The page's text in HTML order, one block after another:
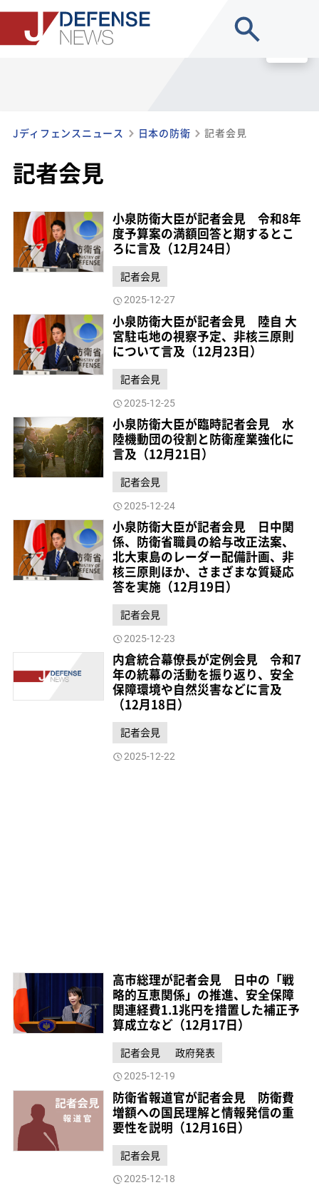
Jディフェンスニュース 日本の防衛 記者会見
記者会見
小泉防衛大臣が記者会見 令和8年
度予算案の満額回答と期するとこ
ろに言及（12月24日）
記者会見
2025-12-27
小泉防衛大臣が記者会見 陸自 大
宮駐屯地の視察予定、非核三原則
について言及（12月23日）
記者会見
2025-12-25
小泉防衛大臣が臨時記者会見 水
陸機動団の役割と防衛産業強化に
言及（12月21日）
記者会見
2025-12-24
小泉防衛大臣が記者会見 日中関
係、防衛省職員の給与改正法案、
北大東島のレーダー配備計画、非
核三原則ほか、さまざまな質疑応
答を実施（12月19日）
記者会見
2025-12-23
内倉統合幕僚長が定例会見 令和7
年の統幕の活動を振り返り、安全
保障環境や自然災害などに言及
（12月18日）
記者会見
2025-12-22
高市総理が記者会見 日中の「戦
略的互恵関係」の推進、安全保障
関連経費1.1兆円を措置した補正予
算成立など（12月17日）
記者会見 政府発表
2025-12-19
防衛省報道官が記者会見 防衛費
増額への国民理解と情報発信の重
要性を説明（12月16日）
記者会見
2025-12-18